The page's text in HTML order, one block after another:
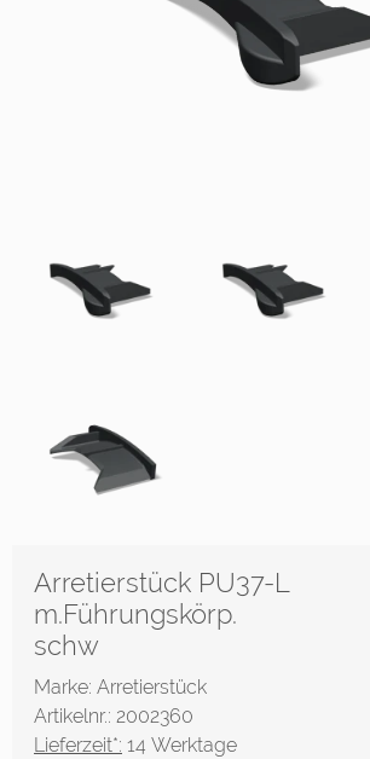
Arretierstück PU37-L
m.Führungskörp.
schw
Marke: Arretierstück
Artikelnr.: 2002360
Lieferzeit*: 14 Werktage